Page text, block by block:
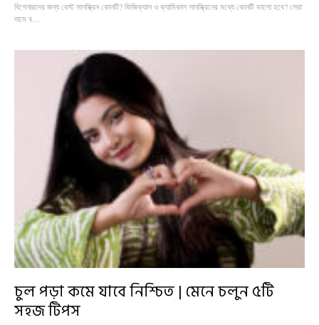
বিগেনারদের জন্য বেস্ট সানস্ক্রিন কোনটি? ফিজিক্যাল ও ক্যামিকাল সানস্ক্রিনের মধ্যে কোনটি ভালো হবে? সেরা
দামে ব…
চুল পড়া কমে যাবে নিশ্চিত | মেনে চলুন ৫টি
সহজ টিপস